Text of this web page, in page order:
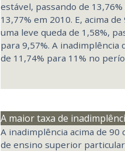
estável, passando de
13,77% em 2010. E, acima
uma leve queda de 1,58%,
para 9,57%. A inadimplência
de 11,74% para 11% no
A maior taxa de
A inadimplência acima de 90
de ensino superior